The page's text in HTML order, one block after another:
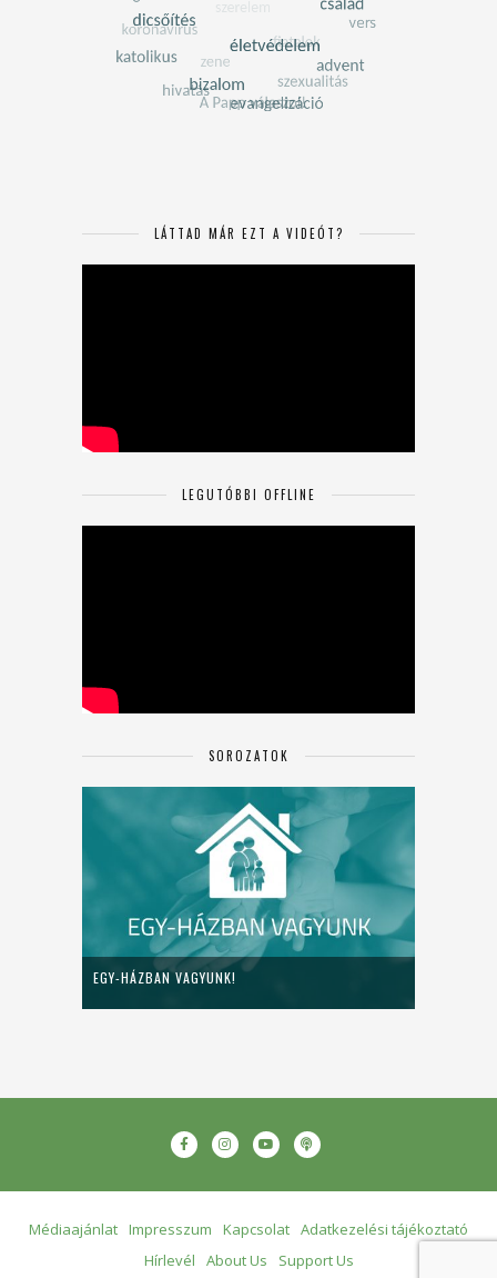
LÁTTAD MÁR EZT A VIDEÓT?
LEGUTÓBBI OFFLINE
SOROZATOK
EGY-HÁZBAN VAGYUNK!
Médiaajánlat Impresszum Kapcsolat Adatkezelési tájékoztató
Hírlevél
About Us Support Us